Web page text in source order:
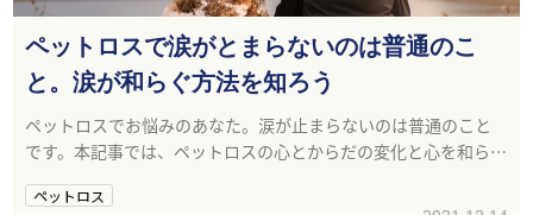
ペットロスで涙がとまらないのは普通のこ
と。涙が和らぐ方法を知ろう
ペットロスでお悩みのあなた。涙が止まらないのは普通のこと
です。本記事では、ペットロスの心とからだの変化と心を和らげ
ペットロス